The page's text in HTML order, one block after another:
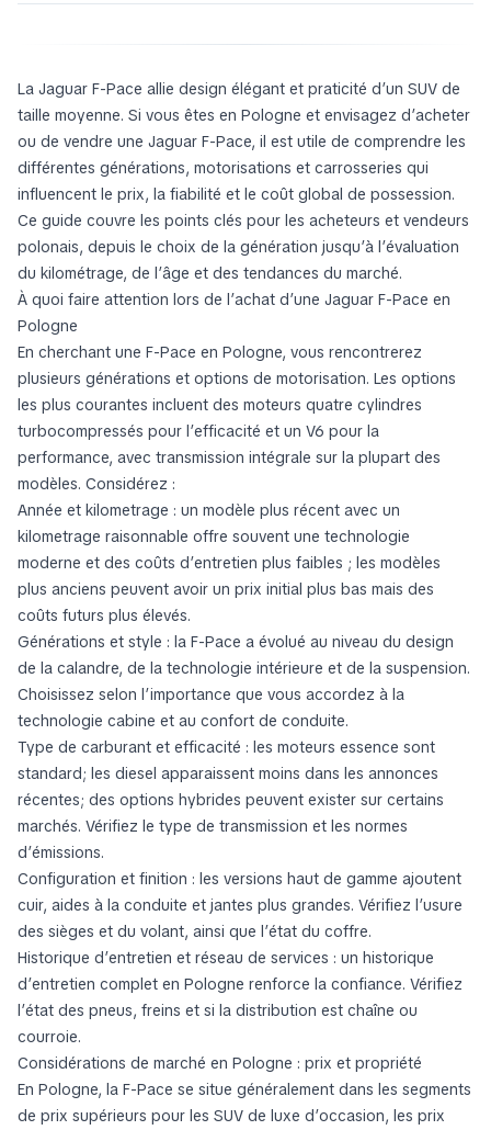
La Jaguar F-Pace allie design élégant et praticité d’un SUV de
taille moyenne. Si vous êtes en Pologne et envisagez d’acheter
ou de vendre une Jaguar F-Pace, il est utile de comprendre les
différentes générations, motorisations et carrosseries qui
influencent le prix, la fiabilité et le coût global de possession.
Ce guide couvre les points clés pour les acheteurs et vendeurs
polonais, depuis le choix de la génération jusqu’à l’évaluation
du kilométrage, de l’âge et des tendances du marché.
À quoi faire attention lors de l’achat d’une Jaguar F-Pace en
Pologne
En cherchant une F-Pace en Pologne, vous rencontrerez
plusieurs générations et options de motorisation. Les options
les plus courantes incluent des moteurs quatre cylindres
turbocompressés pour l’efficacité et un V6 pour la
performance, avec transmission intégrale sur la plupart des
modèles. Considérez :
Année et kilometrage : un modèle plus récent avec un
kilometrage raisonnable offre souvent une technologie
moderne et des coûts d’entretien plus faibles ; les modèles
plus anciens peuvent avoir un prix initial plus bas mais des
coûts futurs plus élevés.
Générations et style : la F-Pace a évolué au niveau du design
de la calandre, de la technologie intérieure et de la suspension.
Choisissez selon l’importance que vous accordez à la
technologie cabine et au confort de conduite.
Type de carburant et efficacité : les moteurs essence sont
standard; les diesel apparaissent moins dans les annonces
récentes; des options hybrides peuvent exister sur certains
marchés. Vérifiez le type de transmission et les normes
d’émissions.
Configuration et finition : les versions haut de gamme ajoutent
cuir, aides à la conduite et jantes plus grandes. Vérifiez l’usure
des sièges et du volant, ainsi que l’état du coffre.
Historique d’entretien et réseau de services : un historique
d’entretien complet en Pologne renforce la confiance. Vérifiez
l’état des pneus, freins et si la distribution est chaîne ou
courroie.
Considérations de marché en Pologne : prix et propriété
En Pologne, la F-Pace se situe généralement dans les segments
de prix supérieurs pour les SUV de luxe d’occasion, les prix